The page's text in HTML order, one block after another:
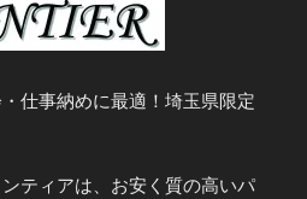
仕事納めに最適！埼玉県限定
ティアは、お安く質の高いパ